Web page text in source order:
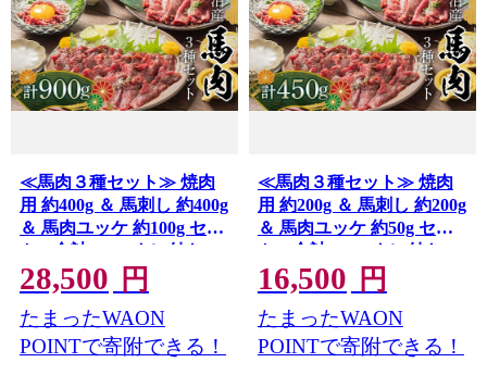
≪馬肉３種セット≫ 焼肉
用 約400g ＆ 馬刺し 約400g
＆ 馬肉ユッケ 約100g セッ
トB 合計900g (タレ付き)
【肉や】 国産 馬 新鮮 やき
にく 焼き肉 肉 桜肉 馬刺し
馬刺し 刺し身 桜ユッケ ユ
ッケ 3種セット 小分け お
28,500 円
たまったWAON
POINTで寄附できる！
≪馬肉３種セット≫ 焼肉
用 約200g ＆ 馬刺し 約200g
＆ 馬肉ユッケ 約50g セッ
トA 合計450g (タレ付き)
【肉や】 国産 馬 新鮮 やき
にく 焼き肉 肉 桜肉 馬刺し
馬刺し 刺し身 桜ユッケ ユ
ッケ 3種セット 小分け お
16,500 円
たまったWAON
POINTで寄附できる！